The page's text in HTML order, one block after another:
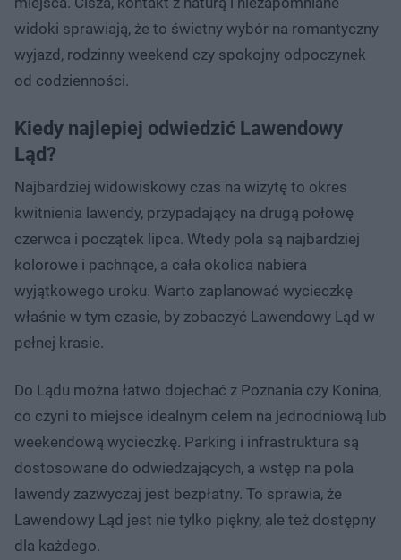
widoki sprawiają, że to świetny wybór na romantyczny
wyjazd, rodzinny weekend czy spokojny odpoczynek
od codzienności.
Kiedy najlepiej odwiedzić Lawendowy
Ląd?
Najbardziej widowiskowy czas na wizytę to okres
kwitnienia lawendy, przypadający na drugą połowę
czerwca i początek lipca. Wtedy pola są najbardziej
kolorowe i pachnące, a cała okolica nabiera
wyjątkowego uroku. Warto zaplanować wycieczkę
właśnie w tym czasie, by zobaczyć Lawendowy Ląd w
pełnej krasie.
Do Lądu można łatwo dojechać z Poznania czy Konina,
co czyni to miejsce idealnym celem na jednodniową lub
weekendową wycieczkę. Parking i infrastruktura są
dostosowane do odwiedzających, a wstęp na pola
lawendy zazwyczaj jest bezpłatny. To sprawia, że
Lawendowy Ląd jest nie tylko piękny, ale też dostępny
dla każdego.